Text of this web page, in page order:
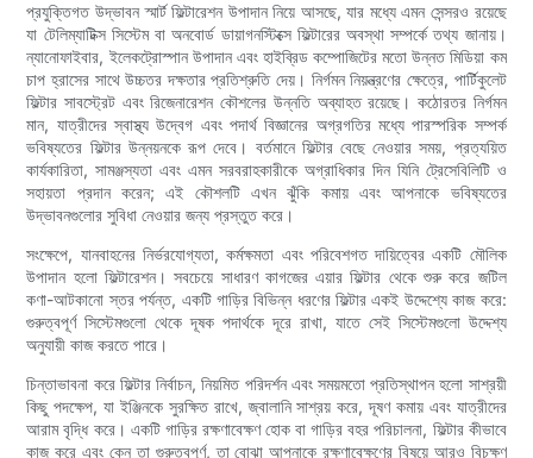
প্রযুক্তিগত উদ্ভাবন স্মার্ট ফিল্টারেশন উপাদান নিয়ে আসছে, যার মধ্যে এমন সেন্সরও রয়েছে
যা টেলিম্যাটিক্স সিস্টেম বা অনবোর্ড ডায়াগনস্টিক্সে ফিল্টারের অবস্থা সম্পর্কে তথ্য জানায়।
ন্যানোফাইবার, ইলেকট্রোস্পান উপাদান এবং হাইব্রিড কম্পোজিটের মতো উন্নত মিডিয়া কম
চাপ হ্রাসের সাথে উচ্চতর দক্ষতার প্রতিশ্রুতি দেয়। নির্গমন নিয়ন্ত্রণের ক্ষেত্রে, পার্টিকুলেট
ফিল্টার সাবস্ট্রেট এবং রিজেনারেশন কৌশলের উন্নতি অব্যাহত রয়েছে। কঠোরতর নির্গমন
মান, যাত্রীদের স্বাস্থ্য উদ্বেগ এবং পদার্থ বিজ্ঞানের অগ্রগতির মধ্যে পারস্পরিক সম্পর্ক
ভবিষ্যতের ফিল্টার উন্নয়নকে রূপ দেবে। বর্তমানে ফিল্টার বেছে নেওয়ার সময়, প্রত্যয়িত
কার্যকারিতা, সামঞ্জস্যতা এবং এমন সরবরাহকারীকে অগ্রাধিকার দিন যিনি ট্রেসেবিলিটি ও
সহায়তা প্রদান করেন; এই কৌশলটি এখন ঝুঁকি কমায় এবং আপনাকে ভবিষ্যতের
উদ্ভাবনগুলোর সুবিধা নেওয়ার জন্য প্রস্তুত করে।
সংক্ষেপে, যানবাহনের নির্ভরযোগ্যতা, কর্মক্ষমতা এবং পরিবেশগত দায়িত্বের একটি মৌলিক
উপাদান হলো ফিল্টারেশন। সবচেয়ে সাধারণ কাগজের এয়ার ফিল্টার থেকে শুরু করে জটিল
কণা-আটকানো স্তর পর্যন্ত, একটি গাড়ির বিভিন্ন ধরণের ফিল্টার একই উদ্দেশ্যে কাজ করে:
গুরুত্বপূর্ণ সিস্টেমগুলো থেকে দূষক পদার্থকে দূরে রাখা, যাতে সেই সিস্টেমগুলো উদ্দেশ্য
অনুযায়ী কাজ করতে পারে।
চিন্তাভাবনা করে ফিল্টার নির্বাচন, নিয়মিত পরিদর্শন এবং সময়মতো প্রতিস্থাপন হলো সাশ্রয়ী
কিছু পদক্ষেপ, যা ইঞ্জিনকে সুরক্ষিত রাখে, জ্বালানি সাশ্রয় করে, দূষণ কমায় এবং যাত্রীদের
আরাম বৃদ্ধি করে। একটি গাড়ির রক্ষণাবেক্ষণ হোক বা গাড়ির বহর পরিচালনা, ফিল্টার কীভাবে
কাজ করে এবং কেন তা গুরুত্বপূর্ণ, তা বোঝা আপনাকে রক্ষণাবেক্ষণের বিষয়ে আরও বিচক্ষণ